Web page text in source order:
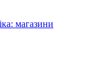
магазини